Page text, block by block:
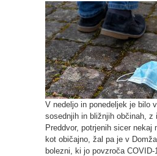
V nedeljo in ponedeljek je bilo
sosednjih in bližnjih občinah, z
Preddvor, potrjenih sicer nekaj
kot običajno, žal pa je v
bolezni, ki jo povzroča